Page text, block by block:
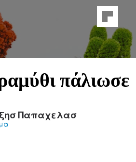
πάλιωσε
Παπαχελασ